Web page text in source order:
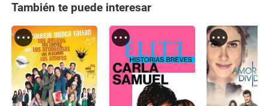
También te puede interesar